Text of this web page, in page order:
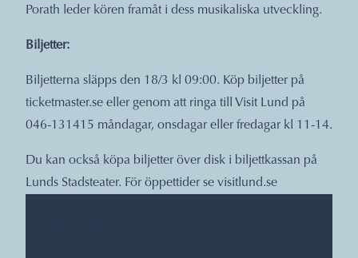
Porath leder kören framåt i dess musikaliska utveckling.
Biljetter:
Biljetterna släpps den 18/3 kl 09:00. Köp biljetter på
ticketmaster.se eller genom att ringa till Visit Lund på
046-131415 måndagar, onsdagar eller fredagar kl 11-14.
Du kan också köpa biljetter över disk i biljettkassan på
Lunds Stadsteater. För öppettider se visitlund.se